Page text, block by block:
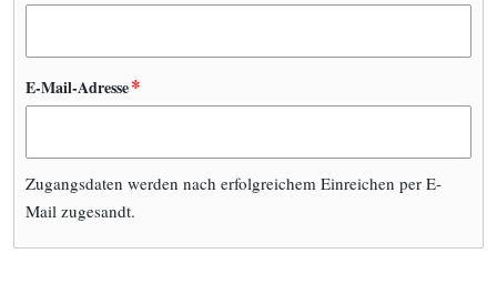
E-Mail-Adresse*
Zugangsdaten werden nach erfolgreichem Einreichen per E-
Mail zugesandt.